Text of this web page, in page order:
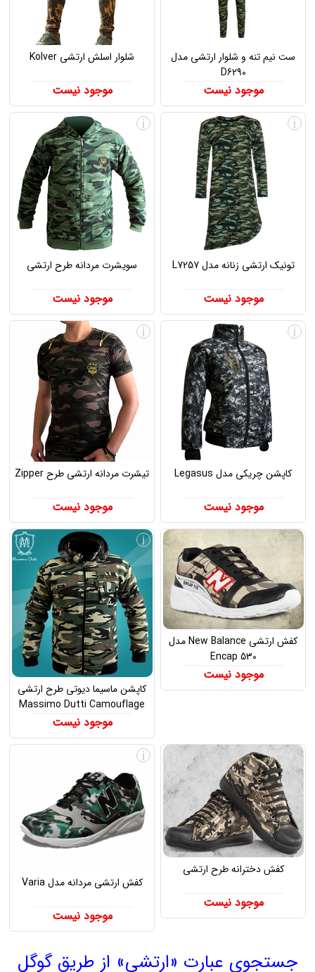
ست نیم تنه و شلوار ارتشی مدل
D6290
موجود نیست
شلوار اسلش ارتشی Kolver
موجود نیست
تونیک ارتشی زنانه مدل L7257
موجود نیست
i
سویشرت مردانه طرح ارتشی
موجود نیست
i
کاپشن چریکی مدل Legasus
موجود نیست
i
تیشرت مردانه ارتشی طرح Zipper
موجود نیست
i
کفش ارتشی New Balance مدل
Encap 530
موجود نیست
i
کاپشن ماسیما دیوتی طرح ارتشی
Massimo Dutti Camouflage
Coats
موجود نیست
i
کفش دخترانه طرح ارتشی
موجود نیست
کفش ارتشی مردانه مدل Varia
موجود نیست
i
جستجوی عبارت «ارتشی» از طریق گوگل